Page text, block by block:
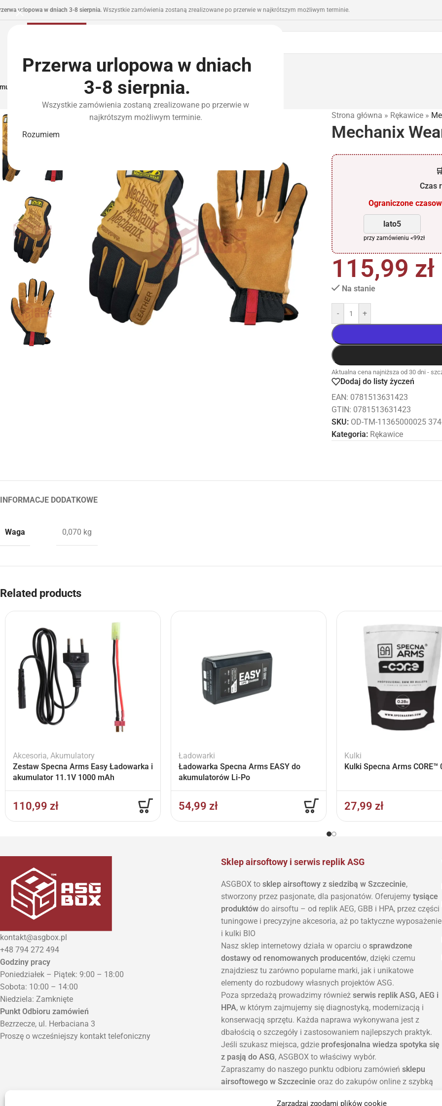
Przerwa urlopowa w dniach
3-8 sierpnia.
Wszystkie zamówienia zostaną zrealizowane po przerwie w
najkrótszym możliwym terminie.
Rozumiem
Zarządzaj zgodami plików cookie
urlopowa w dniach 3-8 sierpnia. Wszystkie zamówienia zostaną zrealizowane po przerwie w najkrótszym możliwym terminie.
I Zasilanie Części I Tuning HPAWyposażenie Taktyczne
Strona główna » Rękawice »
Mechanix
Czas
Ograniczone
lato5
przy zamówieniu <99zł
115,99 zł
Na stanie
- +
Aktualna cena najniższa od 30 dni -
Dodaj do listy życzeń
EAN: 0781513631423
GTIN: 0781513631423
SKU: OD-TM-11365000025
Kategoria: Rękawice
INFORMACJE DODATKOWE
Waga 0,070 kg
Related products
Akcesoria, Akumulatory
Zestaw Specna Arms Easy Ładowarka i
akumulator 11.1V 1000 mAh
110,99 zł
Ładowarki
Ładowarka Specna Arms EASY do
akumulatorów Li-Po
54,99 zł
Kulki
Kulki Specna Arms CORE™
27,99 zł
kontakt@asgbox.pl
+48 794 272 494
Godziny pracy
Poniedziałek – Piątek: 9:00 – 18:00
Sobota: 10:00 – 14:00
Niedziela: Zamknięte
Punkt Odbioru zamówień
Bezrzecze, ul. Herbaciana 3
Proszę o wcześniejszy kontakt telefoniczny
Sklep airsoftowy i serwis replik ASG
ASGBOX to sklep airsoftowy z siedzibą w Szczecinie,
stworzony przez pasjonate, dla pasjonatów. Oferujemy tysiące
produktów do airsoftu – od replik AEG, GBB i HPA, przez części
tuningowe i precyzyjne akcesoria, aż po taktyczne wyposażenie
i kulki BIO
Nasz sklep internetowy działa w oparciu o sprawdzone
dostawy od renomowanych producentów, dzięki czemu
znajdziesz tu zarówno popularne marki, jak i unikatowe
elementy do rozbudowy własnych projektów ASG.
Poza sprzedażą prowadzimy również serwis replik ASG, AEG i
HPA, w którym zajmujemy się diagnostyką, modernizacją i
konserwacją sprzętu. Każda naprawa wykonywana jest z
dbałością o szczegóły i zastosowaniem najlepszych praktyk.
Jeśli szukasz miejsca, gdzie profesjonalna wiedza spotyka się
z pasją do ASG, ASGBOX to właściwy wybór.
Zapraszamy do naszego punktu odbioru zamówień sklepu
airsoftowego w Szczecinie oraz do zakupów online z szybką